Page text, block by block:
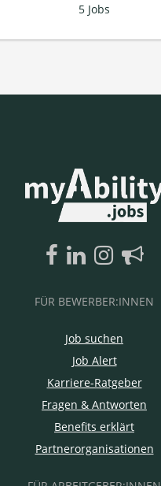
5 Jobs
FÜR BEWERBER:INNEN
Job suchen
Job Alert
Karriere-Ratgeber
Fragen & Antworten
Benefits erklärt
Partnerorganisationen